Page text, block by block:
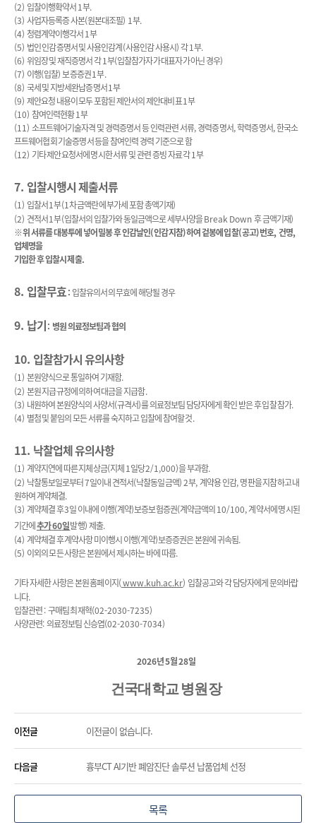
(2) 입찰이행확약서1부.
(3) 사업자등록증 사본(원본대조필) 1부.
(4) 청렴계약이행각서1부
(5) 법인 인감증명서 및 사용인감계(사용인감 사용시)각1부.
(6) 위임장 및 재직증명서 각1부(입찰참가자가 대표자가 아닌 경우)
(7) 이행(입찰) 보증증권1부.
(8) 국세 및 지방세완납증명서1부
(9) 제안요청 내용이 모두 포함된 제안서의 제안대비표1부
(10) 참여인력현황1부
(11) 소프트웨어기술자격 및 경력증명서 등 인력관련 서류,경력증명서,학력증명서,한국소
프트웨어협회 기술증명서 등을 참여인력 경력 기준으로 함
(12) 기타 제안요청서에 명시한 서류 및 관련 증빙 자료 각1부
7. 입찰시행시 제출서류
(1) 입찰서1부(1차 금액란에 부가세 포함 총액기재)
(2) 견적서1부(입찰서의 입찰가와 동일금액으로 세부사양을Break Down후 금액기재)
※위 서류를 대봉투에 넣어 밀봉 후 인감날인(인감지참)하여 겉봉에 입찰(공고)번호, 건명,
업체명을
기입한 후 입찰시 제출.
8. 입찰무효: 입찰유의서의 무효에 해당될 경우
9. 납기: 병원 의료정보팀과 협의
10. 입찰참가시 유의사항
(1) 본원양식으로 통일하여 기재함.
(2) 본원 지급규정에 의하여 대금을 지급함.
(3) 내원하여 본원양식의 사양서(규격서)를 의료정보팀 담당자에게 확인 받은 후 입찰 참가.
(4) 별첨 및 붙임의 모든 서류를 숙지하고 입찰에 참여할 것.
11. 낙찰업체 유의사항
(1) 계약지연에 따른 지체상금(지체1 일당2/1,000)을 부과함.
(2) 낙찰통보일로부터7일이내 견적서(낙찰동일금액) 2부,계약용 인감,명판을 지참하고 내
원하여 계약체결.
(3) 계약체결 후3일 이내에 이행(계약)보증보험증권(계약금액의10/100,계약서에 명시된
기간에추가60일발행)제출.
(4) 계약체결 후 계약사항 미이행시 이행(계약)보증증권은 본원에 귀속됨.
(5) 이외의 모든 사항은 본원에서 제시하는 바에 따름.
기타 자세한 사항은 본원 홈페이지(www.kuh.ac.kr) 입찰공고와 각 담당자에게 문의바랍
니다.
입찰관련:구매팀 최재혁(02-2030-7235)
사양관련:의료정보팀 신승엽(02-2030-7034)
2026년5월28일
건국대학교 병원장
이전글 이전글이 없습니다.
다음글 흉부CT AI기반 폐암진단 솔루션 납품업체 선정
목록